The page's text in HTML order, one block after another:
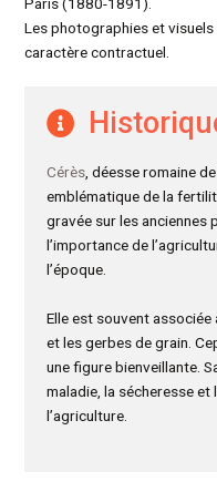
Les photographies et
caractère contractuel.
Cérès , déesse romaine
emblématique de la
gravée sur les anciennes
l’importance de
l’époque.
Elle est souvent
et les gerbes de grain.
une figure bienveillante.
maladie, la sécheresse
l’agriculture.